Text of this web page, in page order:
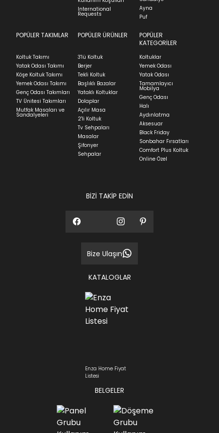
indication of where stock might be available but
we can't guarantee it'll be there for long.
İade ve Değişim bölümünü ziyaret ediniz.
Teslimat
Ev tekstili siparişlerinizin kargoya verilme süresi
ortalama 5-24 iş günüdür.
Yatak siparişlerinizin teslim süresi yaşadığınız şehre
ve ürünün stok durumuna göre ortalama 5-24 iş
günüdür.
Panel ve Döşeme grubu ürün siparişlerinizin teslim
süresi yaşadığınız şehre ve ürünün stok durumuna
göre ortalama 30-45 iş günüdür.
Siparişlerim bölümünden sürecinizi takip edebilirsiniz.
Sıkça Sorulan Sorularbölümünü ziyaret
International
Requests
Ayna
Puf
POPÜLER TAKIMLAR
Koltuk Takımı
Yatak Odası Takımı
Köşe Koltuk Takımı
Yemek Odası Takımı
Genç Odası Takımları
TV Ünitesi Takımları
Mutfak Masaları ve
Sandalyeleri
POPÜLER ÜRÜNLER
3'lü Koltuk
Berjer
Tekli Koltuk
Başlıklı Bazalar
Yataklı Koltuklar
Dolaplar
Açılır Masa
2'li Koltuk
Tv Sehpaları
Masalar
Şifonyer
Sehpalar
POPÜLER
KATEGORİLER
Koltuklar
Yemek Odası
Yatak Odası
Tamamlayıcı
Mobilya
Genç Odası
Halı
Aydınlatma
Aksesuar
Black Friday
Sonbahar Fırsatları
Comfort Plus Koltuk
Online Özel
BİZİ TAKİP EDİN
Bize Ulaşın
KATALOGLAR
Enza Home Fiyat
Listesi
BELGELER